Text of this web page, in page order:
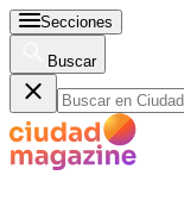
Secciones
Buscar